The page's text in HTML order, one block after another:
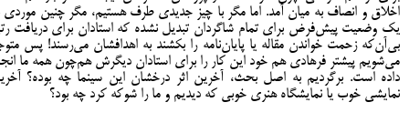
اخلاق و انصاف به میان آمد. اما مگر با چیز جدیدی طرف هستیم، مگر چنین موردی
یک وضعیت پیش‌فرض برای تمام شاگردان تبدیل نشده که استادان برای دریافت
بی‌آن‌که زحمت خواندن مقاله یا پایان‌نامه را بکشند به اهدافشان می‌رسند! پس
می‌شویم پیشتر فرهادی هم خود این کار را برای استادان دیگرش هم‌چون همه ما
داده است. برگردیم به اصل بحث، آخرین اثر درخشان این سینما چه بوده؟
نمایشی خوب یا نمایشگاه هنری خوبی که دیدیم و ما را شوکه کرد چه بود؟